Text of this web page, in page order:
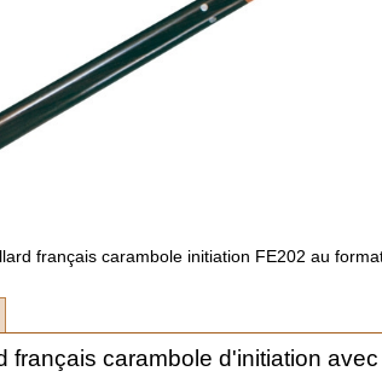
français carambole initiation FE202 au
français carambole d'initiation